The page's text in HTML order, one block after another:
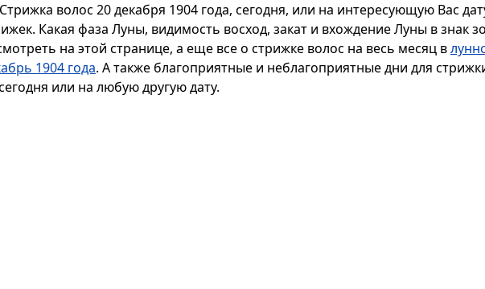
Стрижка волос 20 декабря 1904 года, сегодня, или на интересующую Вас
Какая фаза Луны, видимость восход, закат и вхождение Луны в знак
на этой странице, а еще все о стрижке волос на весь месяц в
1904 года. А также благоприятные и неблагоприятные дни для
или на любую другую дату.